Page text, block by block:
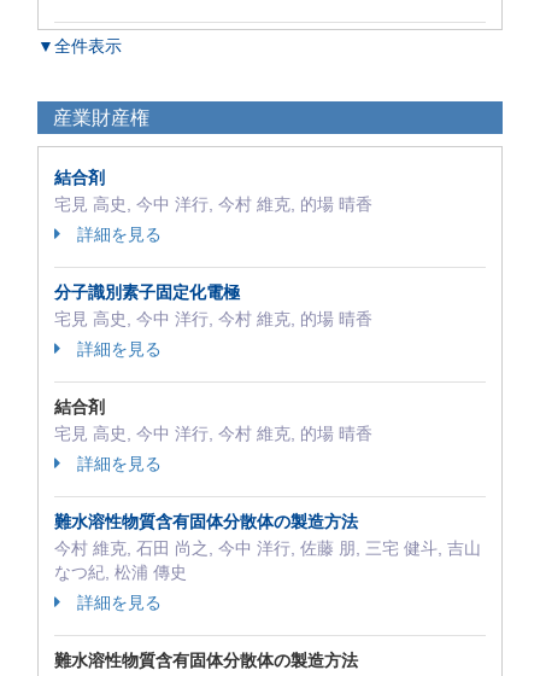
▼全件表示
産業財産権
結合剤
宅見 高史, 今中 洋行, 今村 維克, 的場 晴香
詳細を見る
分子識別素子固定化電極
宅見 高史, 今中 洋行, 今村 維克, 的場 晴香
詳細を見る
結合剤
宅見 高史, 今中 洋行, 今村 維克, 的場 晴香
詳細を見る
難水溶性物質含有固体分散体の製造方法
今村 維克, 石田 尚之, 今中 洋行, 佐藤 朋, 三宅 健斗, 吉山
なつ紀, 松浦 傳史
詳細を見る
難水溶性物質含有固体分散体の製造方法